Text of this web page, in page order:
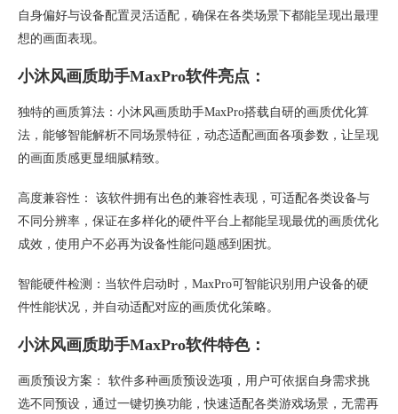
自身偏好与设备配置灵活适配，确保在各类场景下都能呈现出最理
想的画面表现。
小沐风画质助手MaxPro软件亮点：
独特的画质算法：小沐风画质助手MaxPro搭载自研的画质优化算
法，能够智能解析不同场景特征，动态适配画面各项参数，让呈现
的画面质感更显细腻精致。
高度兼容性： 该软件拥有出色的兼容性表现，可适配各类设备与
不同分辨率，保证在多样化的硬件平台上都能呈现最优的画质优化
成效，使用户不必再为设备性能问题感到困扰。
智能硬件检测：当软件启动时，MaxPro可智能识别用户设备的硬
件性能状况，并自动适配对应的画质优化策略。
小沐风画质助手MaxPro软件特色：
画质预设方案： 软件多种画质预设选项，用户可依据自身需求挑
选不同预设，通过一键切换功能，快速适配各类游戏场景，无需再